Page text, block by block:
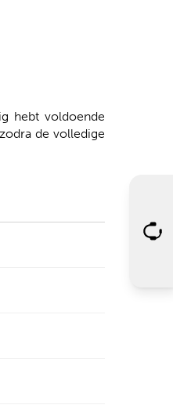
hebt voldoende
de volledige